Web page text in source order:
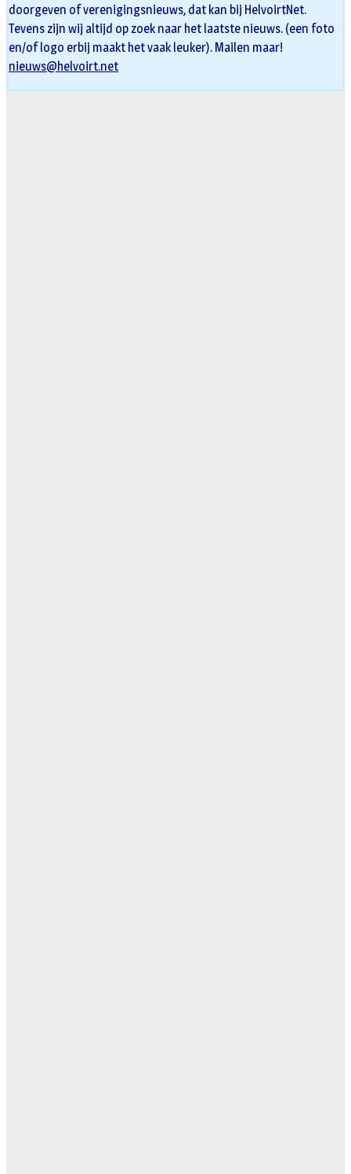
doorgeven of verenigingsnieuws, dat kan bij HelvoirtNet.
Tevens zijn wij altijd op zoek naar het laatste nieuws. (een foto
en/of logo erbij maakt het vaak leuker). Mailen maar!
nieuws@helvoirt.net